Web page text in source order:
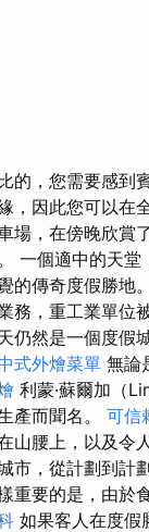
的，您需要感到
，因此您可以在
場，在傍晚欣賞
一個適中的天
的傳奇度假勝地
務，重工業單位
仍然是一個度假
式外燴菜單 無論
利蒙·蘇爾加（
產而聞名。 可信
山腰上，以及令
市，從計劃到計
重要的是，由於
如果客人在度假